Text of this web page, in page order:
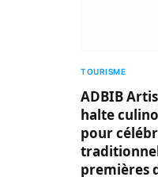
TOURISME
ADBIB
halte
pour
premières